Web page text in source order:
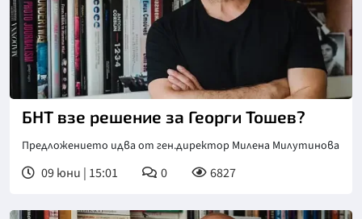
БНТ взе решение за Георги Тошев?
Предложението идва от ген.директор Милена Милутинова
09 юни | 15:01 0 6827